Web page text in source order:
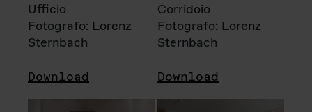
Ufficio
Fotografo: Lorenz
Sternbach
Download
Corridoio
Fotografo: Lorenz
Sternbach
Download